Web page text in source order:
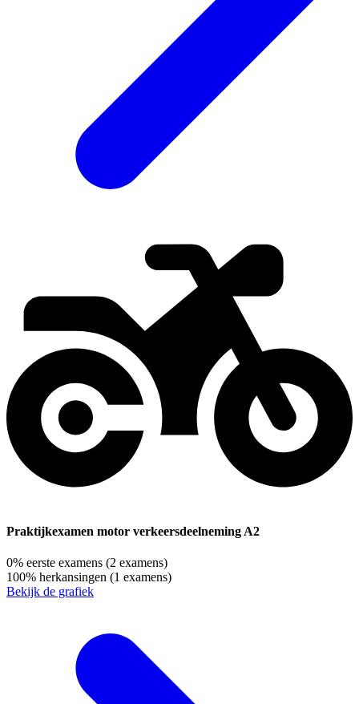
Praktijkexamen motor verkeersdeelneming A2
0% eerste examens (2 examens)
100% herkansingen (1 examens)
Bekijk de grafiek